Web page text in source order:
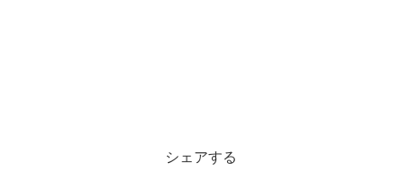
シェアする